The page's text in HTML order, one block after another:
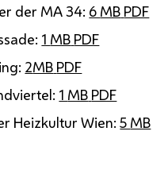
der MA34: 6 MB PDF
1 MB PDF
2MB PDF
1 MB PDF
Heizkultur Wien:5 MB